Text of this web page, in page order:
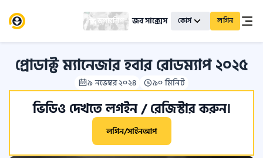
স্কলারশিপ জব সাক্সেস কোর্স লগিন
প্রোডাক্ট ম্যানেজার হবার রোডম্যাপ ২০২৫
৯ নভেম্বর ২০২৪ ৯০ মিনিট
ভিডিও দেখতে লগইন / রেজিস্টার করুন।
লগিন/সাইনআপ